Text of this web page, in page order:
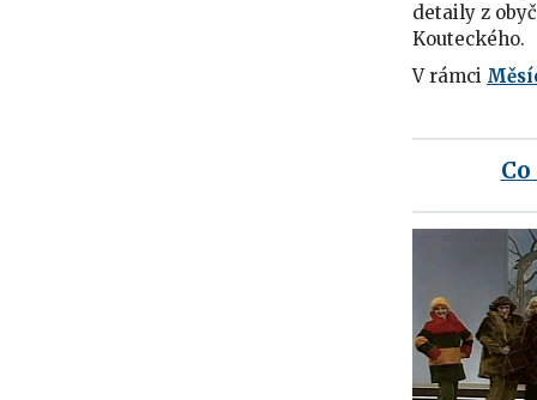
detaily z
Kouteckého.
V rámci